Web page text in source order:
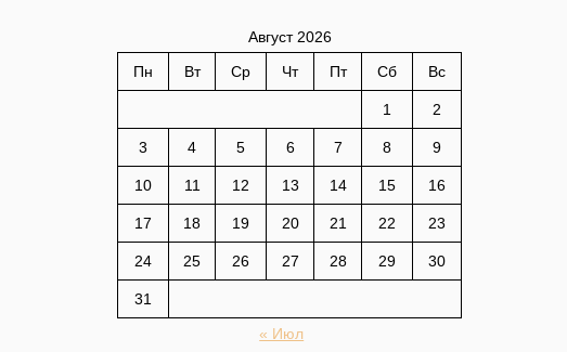
Август 2026
Пн
Вт Ср Чт Пт Сб Вс
1 2
3 4 5 6 7 8 9
10 11 12 13 14 15 16
17 18 19 20 21 22 23
24 25 26 27 28 29 30
31
« Июл